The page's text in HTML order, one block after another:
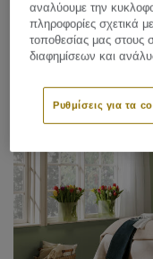
Luxury Vinyl Tile (LVT)
ESSENCE 30-55
αναλύουμε την
πληροφορίες σχετικά
τοποθεσίας μας στους
διαφημίσεων και
Ρυθμίσεις για τα